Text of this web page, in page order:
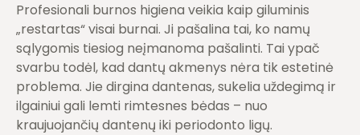
Profesionali burnos higiena veikia kaip giluminis
„restartas“ visai burnai. Ji pašalina tai, ko namų
sąlygomis tiesiog neįmanoma pašalinti. Tai ypač
svarbu todėl, kad dantų akmenys nėra tik estetinė
problema. Jie dirgina dantenas, sukelia uždegimą ir
ilgainiui gali lemti rimtesnes bėdas – nuo
kraujuojančių dantenų iki periodonto ligų.